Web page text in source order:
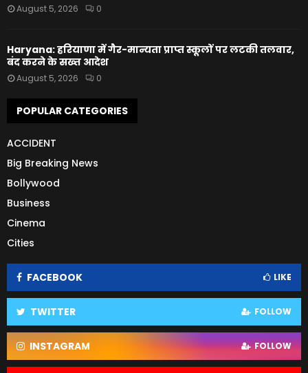
August 5, 2026 0
Haryana: हरियाणा में गैर-मान्यता प्राप्त स्कूलों पर लटकी तलवार,
बंद करने के सख्त आदेश
August 5, 2026 0
POPULAR CATEGORIES
ACCIDENT
Big Breaking News
Bollywood
Business
Cinema
Cities
FACEBOOK LIKE
TWITTER FOLLOW
INSTAGRAM FOLLOW